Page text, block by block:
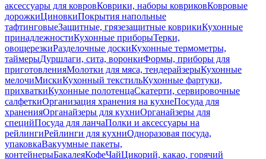
аксессуары для ковровКоврики, наборы ковриковКовровые
дорожкиЦиновкиПокрытия напольные
тафтинговыеЗащитные, грязезащитные коврикиКухонные
принадлежностиКухонные приборыТерки,
овощерезкиРазделочные доскиКухонные термометры,
таймерыДуршлаги, сита, воронкиФормы, приборы для
приготовленияМолотки для мяса, тендерайзерыКухонные
мелочиМискиКухонный текстильКухонные фартуки,
прихваткиКухонные полотенцаСкатерти, сервировочные
салфеткиОрганизация хранения на кухнеПосуда для
храненияОрганайзеры для кухниОрганайзеры для
специйПосуда для ланчаПолки и аксессуары на
рейлингиРейлинги для кухниОдноразовая посуда,
упаковкаВакуумные пакеты,
контейнерыБакалеяКофеЧайЦикорий, какао, горячий